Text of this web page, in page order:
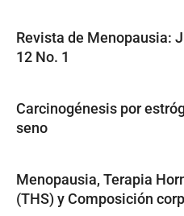
Revista de Menopausia:
12 No. 1
Carcinogénesis por
seno
Menopausia, Terapia
(THS) y Composición